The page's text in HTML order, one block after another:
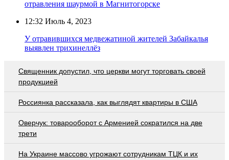
отравления шаурмой в Магнитогорске
12:32 Июль 4, 2023
У отравившихся медвежатиной жителей Забайкалья
выявлен трихинеллёз
Священник допустил, что церкви могут торговать своей
продукцией
Россиянка рассказала, как выглядят квартиры в США
Оверчук: товарооборот с Арменией сократился на две
трети
На Украине массово угрожают сотрудникам ТЦК и их